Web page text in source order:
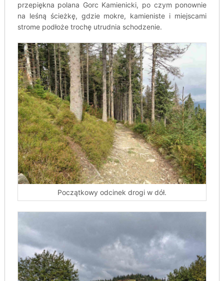
przepiękna polana Gorc Kamienicki, po czym ponownie
na leśną ścieżkę, gdzie mokre, kamieniste i miejscami
strome podłoże trochę utrudnia schodzenie.
Początkowy odcinek drogi w dół.